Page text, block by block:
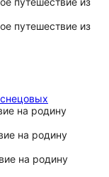
с Евгением на
Время
о родной
безопасно, что
с детьми.